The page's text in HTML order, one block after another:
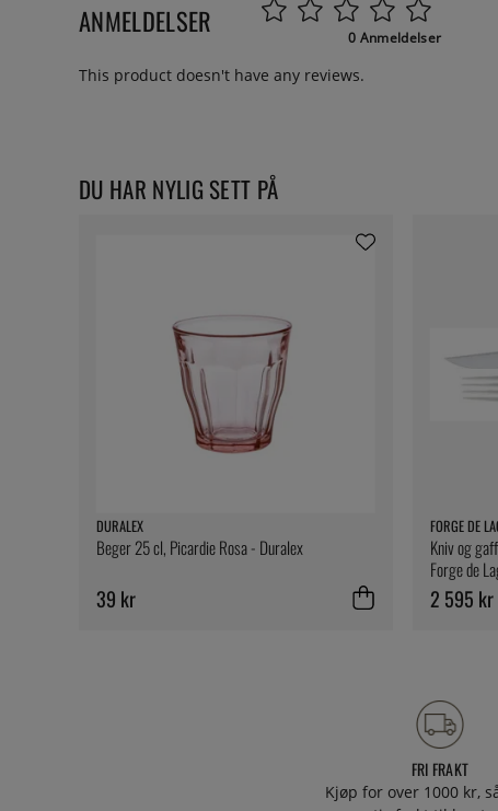
ANMELDELSER 0 Anmeldelser
This product doesn't have any reviews.
DU HAR NYLIG SETT PÅ
DURALEX
Beger 25 cl, Picardie Rosa - Duralex
39 kr
FORGE DE
Kniv og
Forge de
2 595 kr
FRI FRAKT
Kjøp for over 1000 kr,